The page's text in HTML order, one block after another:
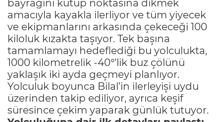
bayrağını kutup noktasına dikmek
amacıyla kayakla ilerliyor ve tüm yiyecek
ve ekipmanlarını arkasında çekeceği 100
kiloluk kızakta taşıyor. Tek başına
tamamlamayı hedeflediği bu yolculukta,
1000 kilometrelik -40°’lik buz çölünü
yaklaşık iki ayda geçmeyi planlıyor.
Yolculuk boyunca Bilal’in ilerleyişi uydu
üzerinden takip ediliyor, ayrıca keşif
süresince çekim yaparak günlük tutuyor.